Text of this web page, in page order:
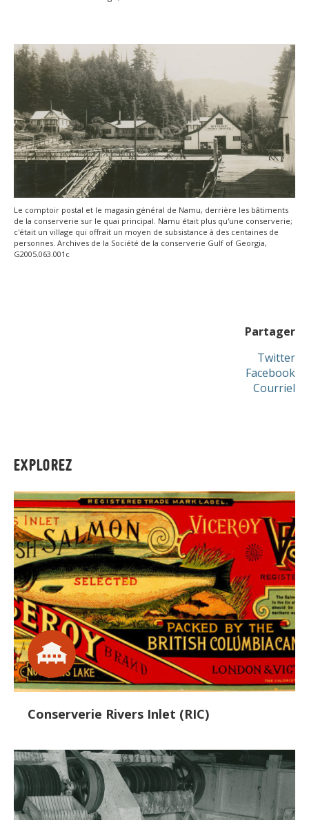
Le comptoir postal et le magasin général de Namu, derrière les bâtiments
de la conserverie sur le quai principal. Namu était plus qu'une conserverie;
c'était un village qui offrait un moyen de subsistance à des centaines de
personnes. Archives de la Société de la conserverie Gulf of Georgia,
G2005.063.001c
Partager
Twitter
Facebook
Courriel
EXPLOREZ
Conserverie Rivers Inlet (RIC)